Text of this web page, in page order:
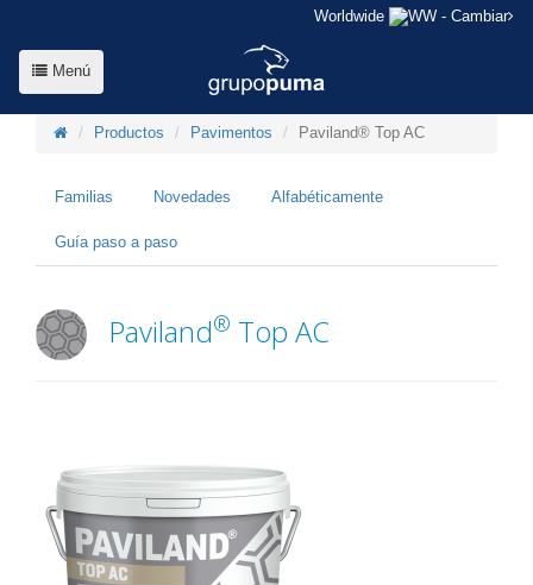
Worldwide - Cambiar
Menú
Productos Pavimentos Paviland® Top AC
Familias Novedades Alfabéticamente
Guía paso a paso
Paviland® Top AC